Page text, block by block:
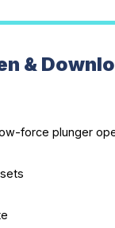
&
force plunger